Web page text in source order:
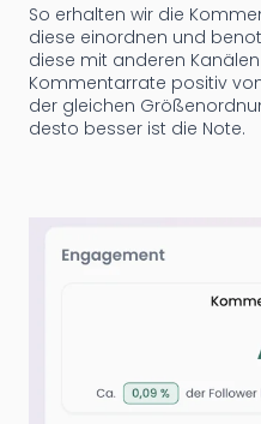
So erhalten wir die
diese einordnen und
diese mit anderen
Kommentarrate positiv
der gleichen
desto besser ist die Note.